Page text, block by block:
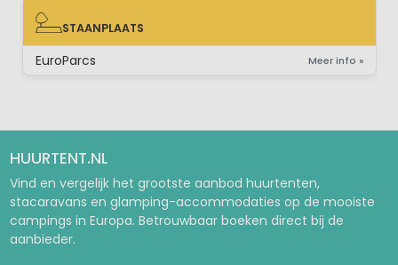
STAANPLAATS
STAANPLAATS
EuroParcs Meer info »
HUURTENT.NL
Vind en vergelijk het grootste aanbod huurtenten,
stacaravans en glamping-accommodaties op de mooiste
campings in Europa. Betrouwbaar boeken direct bij de
aanbieder.